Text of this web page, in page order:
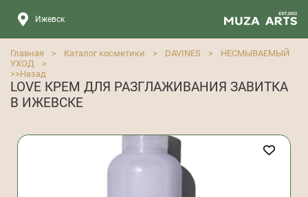
Ижевск
Главная > Каталог косметики > DAVINES >
НЕСМЫВАЕМЫЙ
УХОД
>
>>Назад
LOVE КРЕМ ДЛЯ РАЗГЛАЖИВАНИЯ ЗАВИТКА
В ИЖЕВСКЕ